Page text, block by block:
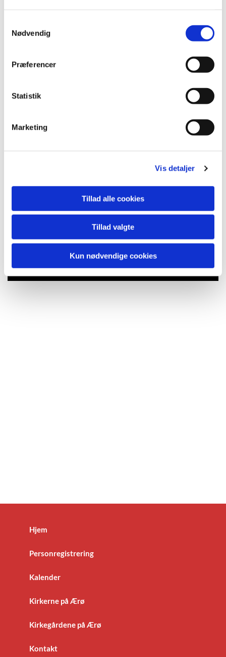
Nødvendig
Præferencer
Statistik
Marketing
Vis detaljer
Tillad alle cookies
Tillad valgte
Kun nødvendige cookies
Du vil måske også kunne lide...
Hjem
Personregistrering
Kalender
Kirkerne på Ærø
Kirkegårdene på Ærø
Kontakt